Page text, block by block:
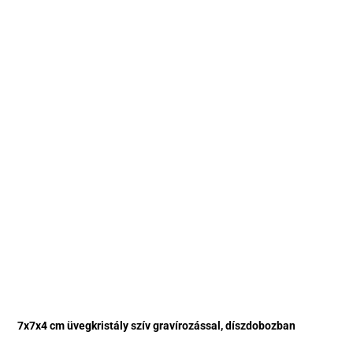
7x7x4 cm üvegkristály szív gravírozással, díszdobozban